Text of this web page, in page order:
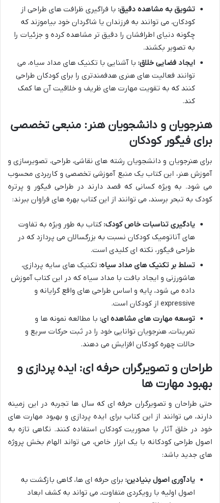
تشویق به مشاهده دقیق: با فراگیری ظرافت های طراحی از
کودکان، می توانند به فرزندان یا شاگردان خود بیاموزند که
چگونه دنیای اطرافشان را دقیق تر مشاهده کرده و جزئیات را
به تصویر بکشند.
ایجاد فضایی خلاق: با آشنایی با تکنیک های مداد سیاه، می
توانند فعالیت های هنری هدفمندتری را برای کودکان طراحی
کنند که به تقویت مهارت های ظریف و خلاقیت آن ها کمک
کند.
هنرجویان و دانشجویان هنر: منبعی تخصصی
برای فیگور کودکان
برای هنرجویان و دانشجویان رشته های نقاشی، طراحی، تصویرسازی و
آموزش هنر، این کتاب یک منبع آموزشی تخصصی و کاربردی محسوب
می شود. به ویژه کسانی که قصد دارند در طراحی فیگور و پرتره
کودک به تبحر برسند، می توانند از این کتاب بهره های فراوان ببرند:
یادگیری تناسبات خاص کودک: کتاب به طور ویژه به تفاوت
های آناتومیک کودکان نسبت به بزرگسالان می پردازد که در
طراحی فیگور، نکته ای کلیدی است.
تسلط بر تکنیک های مداد سیاه: تکنیک های سایه پردازی،
هاشورزنی و ایجاد بافت با مداد سیاه که در این کتاب آموزش
داده می شود، پایه و اساس طراحی های واقع گرایانه و
expressive از کودکان است.
توسعه مهارت های مشاهده ای: با مطالعه نمونه ها و
تمرینات، هنرجویان توانایی خود را در ثبت حرکات سریع و
حالات چهره کودکان افزایش می دهند.
طراحان و تصویرگران حرفه ای: ایده پردازی و
بهبود مهارت ها
حتی طراحان و تصویرگران حرفه ای که سال ها تجربه در این زمینه
دارند، می توانند از این کتاب برای ایده پردازی و بهبود مهارت های
خود در خلق آثار با محوریت کودکان استفاده کنند. نگاهی تازه به
اصول طراحی کودکانه با یک ابزار خاص، می تواند الهام بخش پروژه
های جدید باشد:
یادآوری اصول بنیادین: برای حرفه ای ها، گاهی بازگشت به
اصول اولیه با رویکردی متفاوت، می تواند به کشف ابعاد